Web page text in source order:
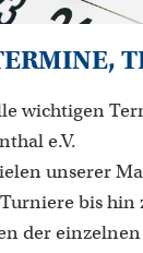
wichtigen
e.V.
unserer
bis hin
der